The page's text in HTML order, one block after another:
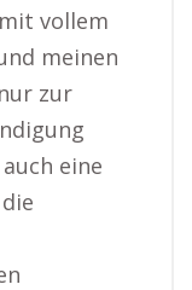
vollem
meinen
zur
eine